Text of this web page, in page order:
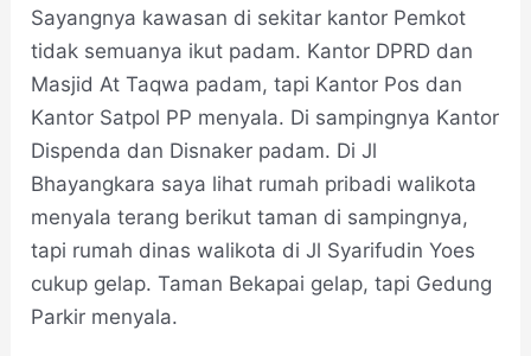
Sayangnya kawasan di sekitar kantor Pemkot
tidak semuanya ikut padam. Kantor DPRD dan
Masjid At Taqwa padam, tapi Kantor Pos dan
Kantor Satpol PP menyala. Di sampingnya Kantor
Dispenda dan Disnaker padam. Di Jl
Bhayangkara saya lihat rumah pribadi walikota
menyala terang berikut taman di sampingnya,
tapi rumah dinas walikota di Jl Syarifudin Yoes
cukup gelap. Taman Bekapai gelap, tapi Gedung
Parkir menyala.